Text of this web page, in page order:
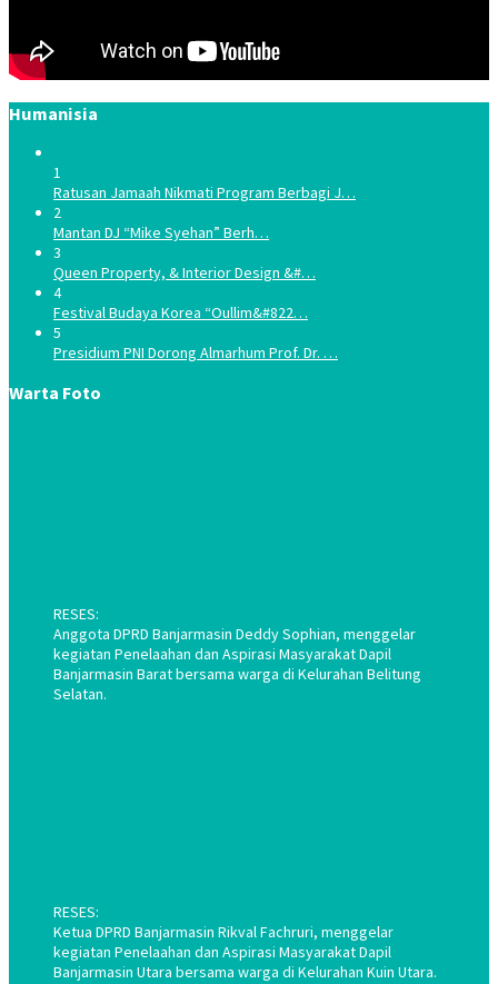
Humanisia
1
Ratusan Jamaah Nikmati Program Berbagi J…
2
Mantan DJ “Mike Syehan” Berh…
3
Queen Property, & Interior Design &#…
4
Festival Budaya Korea “Oullim&#822…
5
Presidium PNI Dorong Almarhum Prof. Dr. …
Warta Foto
RESES:
Anggota DPRD Banjarmasin Deddy Sophian, menggelar
kegiatan Penelaahan dan Aspirasi Masyarakat Dapil
Banjarmasin Barat bersama warga di Kelurahan Belitung
Selatan.
RESES:
Ketua DPRD Banjarmasin Rikval Fachruri, menggelar
kegiatan Penelaahan dan Aspirasi Masyarakat Dapil
Banjarmasin Utara bersama warga di Kelurahan Kuin Utara.